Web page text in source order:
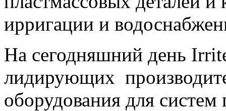
ирригации и
На сегодняшний день
лидирующих
оборудования для систем